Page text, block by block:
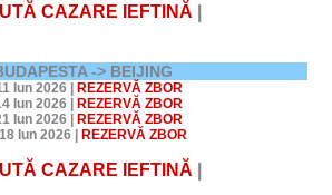
CAZARE IEFTINĂ
-> BEIJING
Iun 2026
REZERVĂ ZBOR
Iun 2026
REZERVĂ ZBOR
Iun 2026
REZERVĂ ZBOR
Iun 2026
REZERVĂ ZBOR
CAZARE IEFTINĂ